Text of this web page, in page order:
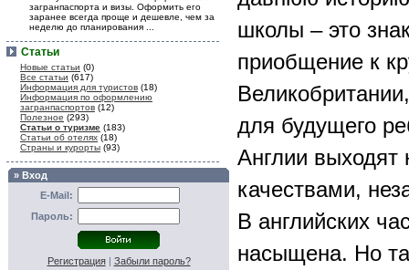
загранпаспорта и визы. Оформить его
заранее всегда проще и дешевле, чем за
неделю до планирования ...
Статьи
Новые статьи (0)
Все статьи (617)
Информация для туристов (18)
Информация по оформлению
загранпаспортов (12)
Полезное (293)
Статьи о туризме (183)
Статьи об отелях (18)
Страны и курорты (93)
» Вход
E-Mail:
Пароль:
Регистрация| Забыли пароль?
школы – это
приобщение к
для будущего
Англии выходят
качествами,
В английских
насыщена. Но